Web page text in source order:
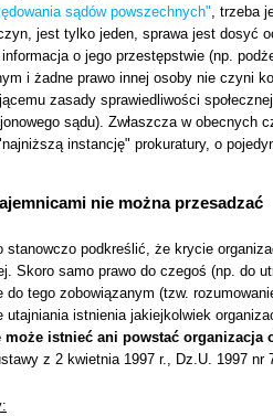
sądów powszechnych", trzeba
jest tylko jeden, sprawa jest
o jego przestępstwie (np.
i żadne prawo innej osoby nie czyni
zasady sprawiedliwości
sądu). Zwłaszcza w obecnych
instancję" prokuratury, o
nie można przesadzać
stanowczo podkreślić, że krycie
Skoro samo prawo do czegoś (np. do
do tego zobowiązanym (tzw.
utajniania istnienia jakiejkolwiek
może istnieć ani powstać
z 2 kwietnia 1997 r., Dz.U. 1997